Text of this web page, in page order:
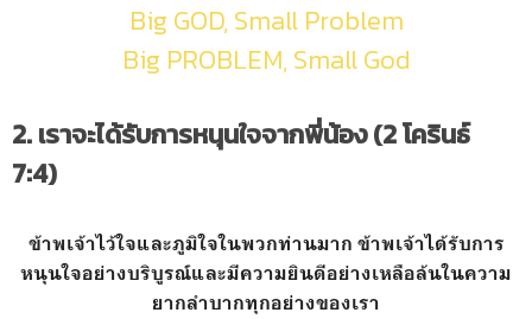
Big GOD, Small Problem
Big PROBLEM, Small God
2. เราจะได้รับการหนุนใจจากพี่น้อง (2 โครินธ์
7:4)
ข้าพเจ้าไว้ใจและภูมิใจในพวกท่านมาก ข้าพเจ้าได้รับการ
หนุนใจอย่างบริบูรณ์และมีความยินดีอย่างเหลือล้นในความ
ยากลำบากทุกอย่างของเรา